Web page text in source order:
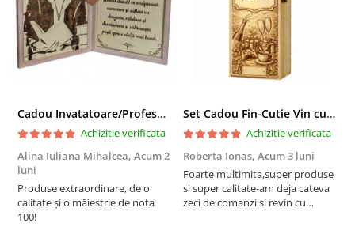
Cadou Invatatoare/Profesoara/Educatoare "Catalogul Amintirilor"
Achizitie verificata
Alina Iuliana Mihalcea, Acum 2
luni
Produse extraordinare, de o
calitate și o măiestrie de nota
100!
Set Cadou Fin-Cutie Vin cu Vin si Breloc Personalizate
Achizitie verificata
Roberta Ionas, Acum 3 luni
Foarte multimita,super produse
si super calitate-am deja cateva
zeci de comanzi si revin cu